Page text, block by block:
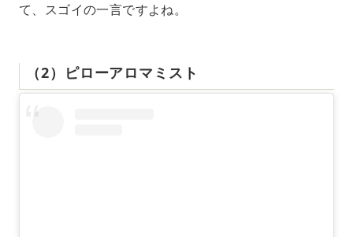
て、スゴイの一言ですよね。
（2）ピローアロマミスト